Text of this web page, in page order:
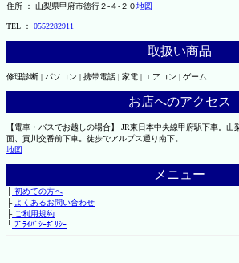
住所 ： 山梨県甲府市徳行２-４-２０地図
TEL ： 0552282911
取扱い商品
修理診断 | パソコン | 携帯電話 | 家電 | エアコン | ゲーム
お店へのアクセス
【電車・バスでお越しの場合】 JR東日本中央線甲府駅下車。
面、貢川交番前下車。徒歩でアルプス通り南下。
地図
メニュー
├初めての方へ
├ よくあるお問い合わせ
├ご利用規約
└ﾌﾟﾗｲﾊﾞｼｰﾎﾟﾘｼｰ